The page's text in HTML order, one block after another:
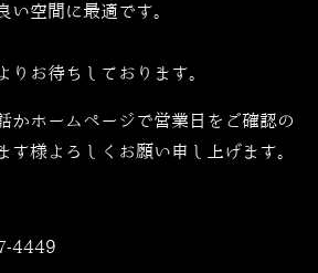
い空間に最適です。
りお待ちしております。
ホームページで営業日をご確認の
す様よろしくお願い申し上げます。
4449